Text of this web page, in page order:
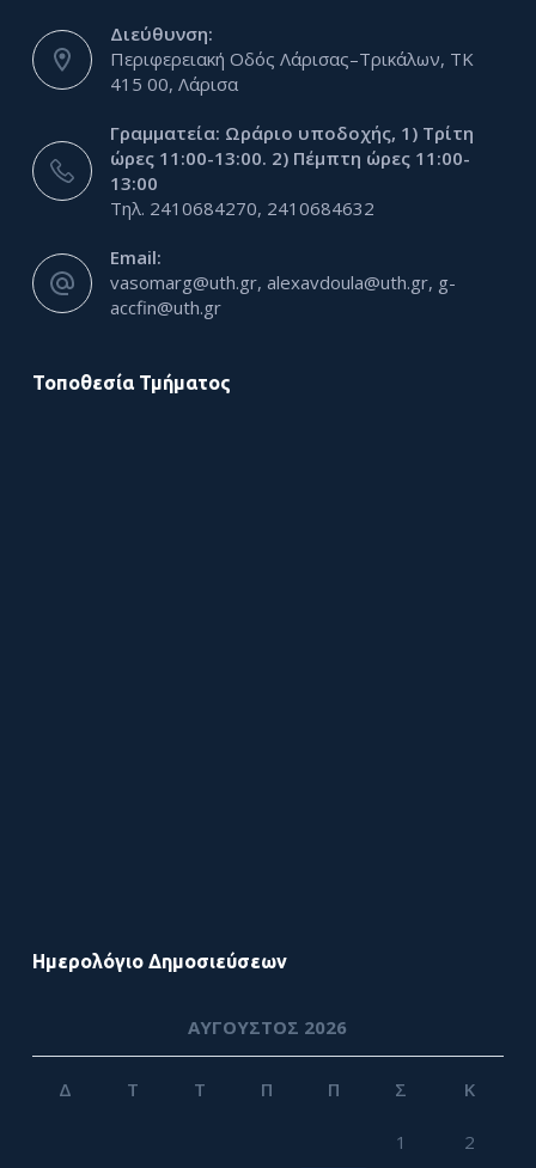
Διεύθυνση:
Περιφερειακή Οδός Λάρισας–Τρικάλων, ΤΚ
415 00, Λάρισα
Γραμματεία: Ωράριο υποδοχής, 1) Τρίτη
ώρες 11:00-13:00. 2) Πέμπτη ώρες 11:00-
13:00
Τηλ. 2410684270, 2410684632
Email:
vasomarg@uth.gr, alexavdoula@uth.gr, g-
accfin@uth.gr
Τοποθεσία Τμήματος
Ημερολόγιο Δημοσιεύσεων
ΑΎΓΟΥΣΤΟΣ 2026
Δ Τ Τ Π Π Σ Κ
1 2